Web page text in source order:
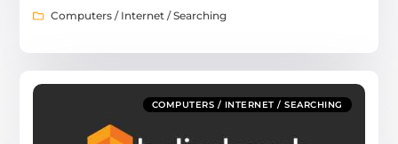
Computers / Internet / Searching
COMPUTERS / INTERNET / SEARCHING